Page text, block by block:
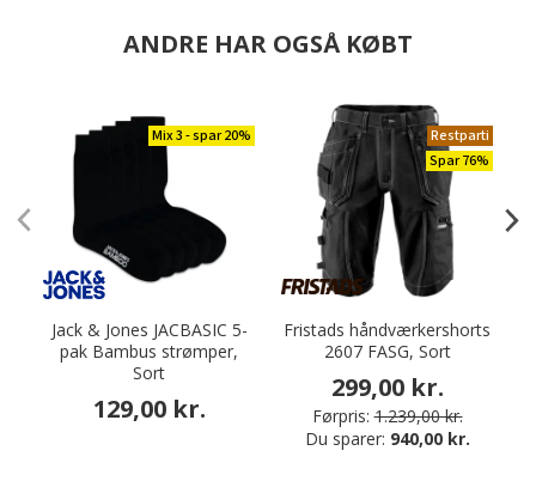
ANDRE HAR OGSÅ KØBT
Mix 3 - spar 20%
Jack & Jones JACBASIC 5-
pak Bambus strømper,
Sort
129,00 kr.
Restparti
Spar 76%
Fristads håndværkershorts
2607 FASG, Sort
299,00 kr.
Førpris: 1.239,00 kr.
Du sparer: 940,00 kr.